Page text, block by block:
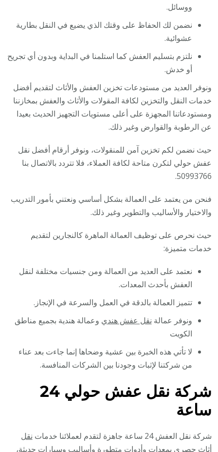
ووسائل.
نضمن لك الحفاظ على وقتك الذي يضيع في النقل بطارية
عشوائية.
نلتزم بتسليم العفش كما استلمنا في البداية وبدون أي تجريح
أو خدش.
ونوفر العديد من مستودعات تخزين العفش والأثاث لتقديم أفضل
خدمات النقل والتخزين لكافة المقولات والأثاث والعفش بمخازننا
ومستودعاتنا المجهزة على أعلى مستويات التجهيز الحديث بعيدا
عن الرطوبة والقوارض وغير ذلك.
حيث نضمن لكم تخزين آمن للمنقولات، ونوفر أرقام أفضل نقل
عفش حولي لتكرن متاحة لكافة العملاء، فلا تتردد بالاتصال بنا
50993766.
فنحن من يعتمد على العمالة بشكل أساسي ونعتني بأمور التدريب
والاختيار والأساليب والتطوير وغير ذلك.
حيث نحرص على توظيف العمالة الماهرة كالنجارين لتقديم
خدمات متميزة:
نعتمد على العديد من العمالة ومن جنسيات مختلفة لنقل
العفش بأحدث المعدات.
تتميز العمالة بالدقة في العمل والسرعة في الإنجاز.
ونوفر عمالة نقل عفش هندي وعمالة هندية بجميع مناطق
الكويت
لا تأتي هذه الخبرة بين عشية وضحاها إنما جاءت بعد عناء
من شركتنا لإثبات وجودنا بين الشركات المنافسة.
شركة نقل عفش حولي 24
ساعة
شركة نقل العفش 24 ساعة جاهزة لتقدم لعملائنا خدمات
نقل
أثاث حصري بمعدات وأدوات متطورة وأساليب وسيارات حديثة،